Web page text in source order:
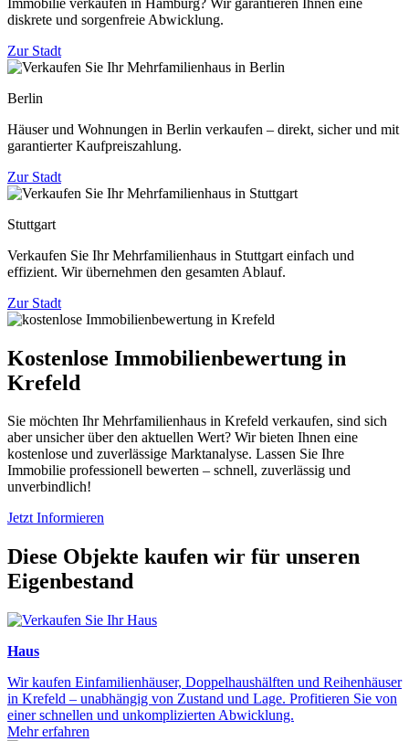
diskrete und sorgenfreie Abwicklung.
Zur Stadt
Berlin
Häuser und Wohnungen in Berlin verkaufen – direkt, sicher und mit
garantierter Kaufpreiszahlung.
Zur Stadt
Stuttgart
Verkaufen Sie Ihr Mehrfamilienhaus in Stuttgart einfach und
effizient. Wir übernehmen den gesamten Ablauf.
Zur Stadt
Kostenlose Immobilienbewertung in
Krefeld
Sie möchten Ihr Mehrfamilienhaus in Krefeld verkaufen, sind sich
aber unsicher über den aktuellen Wert? Wir bieten Ihnen eine
kostenlose und zuverlässige Marktanalyse. Lassen Sie Ihre
Immobilie professionell bewerten – schnell, zuverlässig und
unverbindlich!
Jetzt Informieren
Diese Objekte kaufen wir für unseren
Eigenbestand
Haus
Wir kaufen Einfamilienhäuser, Doppelhaushälften und Reihenhäuser
in Krefeld – unabhängig von Zustand und Lage. Profitieren Sie von
einer schnellen und unkomplizierten Abwicklung.
Mehr erfahren